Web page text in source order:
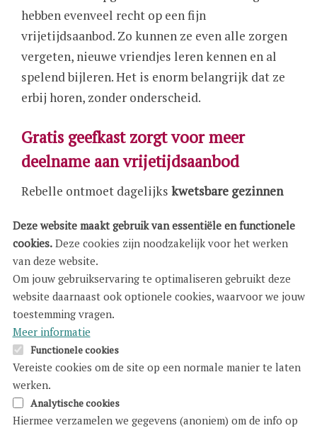
hebben evenveel recht op een fijn
vrijetijdsaanbod. Zo kunnen ze even alle zorgen
vergeten, nieuwe vriendjes leren kennen en al
spelend bijleren. Het is enorm belangrijk dat ze
erbij horen, zonder onderscheid.
Gratis geefkast zorgt voor meer
deelname aan vrijetijdsaanbod
Rebelle ontmoet dagelijks kwetsbare gezinnen
ondervertegenwoordigd zijn in sportclubs,
vrijetijdsaanbod, vakantiekampen . We willen
zoveel mogelijk kinderen een plekje geven in
een leuke hobby of vakantie-activiteit. Dat doen
we via ons onthaal en via een samenwerking met
vrijetijdsbemiddelaars in ons Huis van het Kind
Antwerpen-Kiel. Er is namelijk een financiële
drempel door enerzijds het lidgeld en anderzijds
de aankoop van aangepast sport- en
vrijetijdsmateriaal. Deze drempel pakken we aan
Deze website maakt gebruik van essentiële en functionele
cookies.Deze cookies zijn noodzakelijk voor het werken
van deze website.
Om jouw gebruikservaring te optimaliseren gebruikt deze
website daarnaast ook optionele cookies, waarvoor we jouw
toestemming vragen.
Meer informatie
Functionele cookies
Vereiste cookies om de site op een normale manier te laten
werken.
Analytische cookies
Hiermee verzamelen we gegevens (anoniem) om de info op